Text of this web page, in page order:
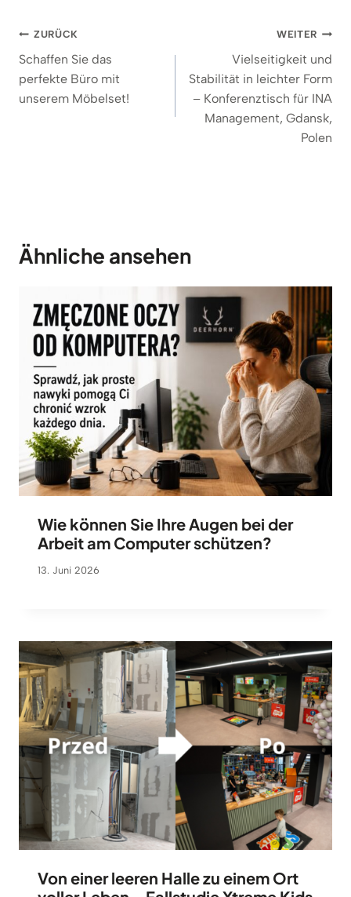
Beitragsnavigation
ZURÜCK
Schaffen Sie das
perfekte Büro mit
unserem Möbelset!
WEITER
Vielseitigkeit und
Stabilität in leichter Form
– Konferenztisch für INA
Management, Gdansk,
Polen
Ähnliche ansehen
Wie können Sie Ihre Augen bei der
Arbeit am Computer schützen?
13. Juni 2026
Von einer leeren Halle zu einem Ort